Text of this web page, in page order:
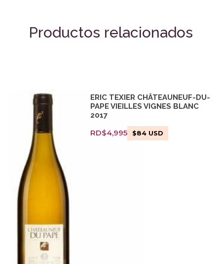
Productos relacionados
ERIC TEXIER CHÂTEAUNEUF-DU-
PAPE VIEILLES VIGNES BLANC
2017
RD$4,995 $84 USD